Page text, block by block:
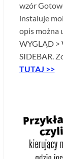
wzór
instaluje
opis można
WYGLĄD >
SIDEBAR.
TUTAJ >>